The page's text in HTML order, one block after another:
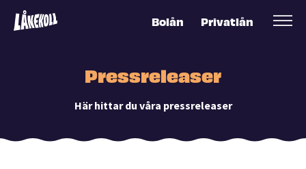
Bolån Privatlån
Pressreleaser
Här hittar du våra pressreleaser